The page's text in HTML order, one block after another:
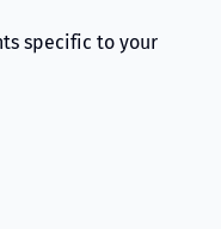
specific to your